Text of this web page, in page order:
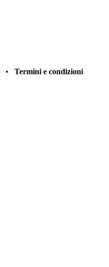
• Termini e condizioni